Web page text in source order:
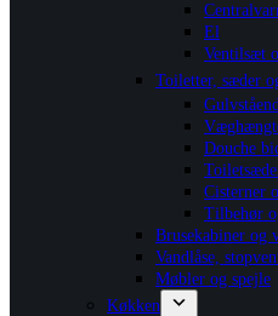
El
Ventilsæt
Toiletter, sæder
Douche
Cisterner
Tilbehør
Brusekabiner og
Vandlåse,
Møbler og spejle
Køkken